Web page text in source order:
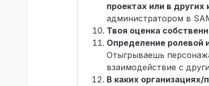
проектах или в других
администратором в
Твоя оценка
Определение ролевой
Отыгрываешь
взаимодействие с
В каких